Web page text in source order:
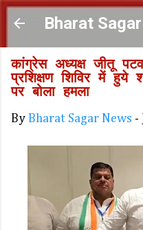
Skip to
Bharat
कांग्रेस अध्यक्ष जीतू
प्रशिक्षण शिविर में हुये
पर बोला हमला
By Bharat Sagar News -